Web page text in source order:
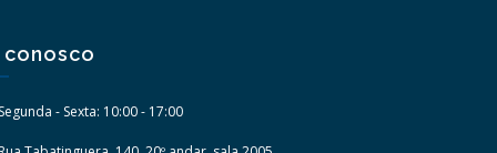
conosco
Segunda - Sexta: 10:00 - 17:00